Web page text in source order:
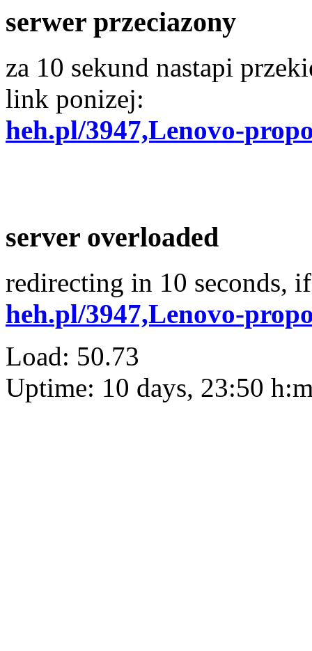
serwer przeciazony
za 10 sekund nastapi
link ponizej:
heh.pl/3947,Lenovo-
server overloaded
redirecting in 10 seconds,
heh.pl/3947,Lenovo-
Load: 50.73
Uptime: 10 days, 23:50